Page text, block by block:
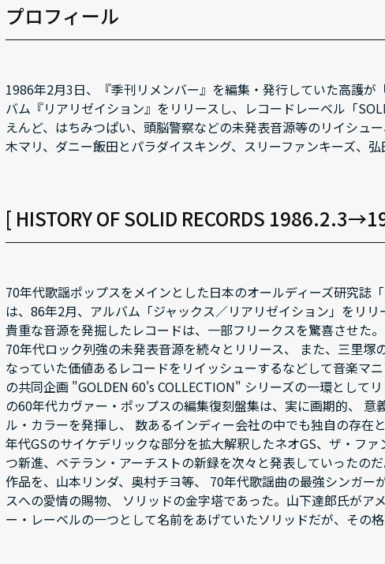
プロフィール
1986年2月3日、『季刊リメンバー』を編集・発行していた高護
バム『リアリゼイション』をリリースし、レコードレーベル「
えんど、はちみつぱい、頭脳警察などの未発表音源等のリイシュ
木マリ、ダニー飯田とパラダイスキング、スリーファンキーズ、
[ HISTORY OF SOLID RECORDS
70年代歌謡ポップスをメインとした日本のオールディーズ研究誌
は、86年2月、アルバム「ジャックス／リアリゼイション」をリ
貴重な音源を発掘したレコードは、一部フリークスを驚喜させた
70年代ロック列強の未発表音源を続々とリリース、 また、三里
なっていた価値あるレコードをリイッシューするなどして音楽マ
の共同企画 "GOLDEN 60's COLLECTION" シリーズの一環として
の60年代カヴァー・ポップスの編集復刻盤集は、実に画期的、
ル・カラーを発揮し、 数あるインディー会社の中でも独自の存
年代GSのサイケデリックな部分を拡大解釈したネオGS、ザ・フ
つ新進、ベテラン・アーチストの新録を次々と発表していったの
作品を、山本リンダ、奥村チヨ等、 70年代歌謡曲の最強シンガ
スへの愛情の賜物、 ソリッドの金字塔であった。山下達郎氏が
ー・レーベルの一つとして名前をあげていたソリッドだが、その